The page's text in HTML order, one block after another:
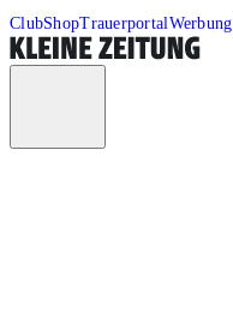
ClubShopTrauerportalWerbung